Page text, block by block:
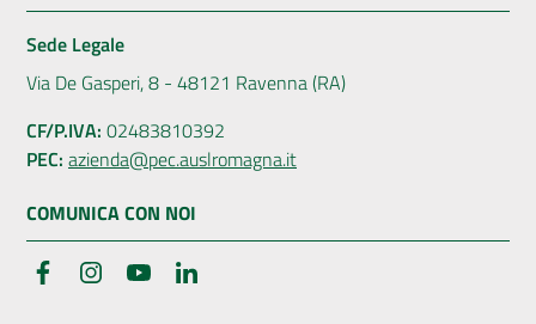
Sede Legale
Via De Gasperi, 8 - 48121 Ravenna (RA)
CF/P.IVA: 02483810392
PEC: azienda@pec.auslromagna.it
COMUNICA CON NOI
FacebookInstagramYouTube